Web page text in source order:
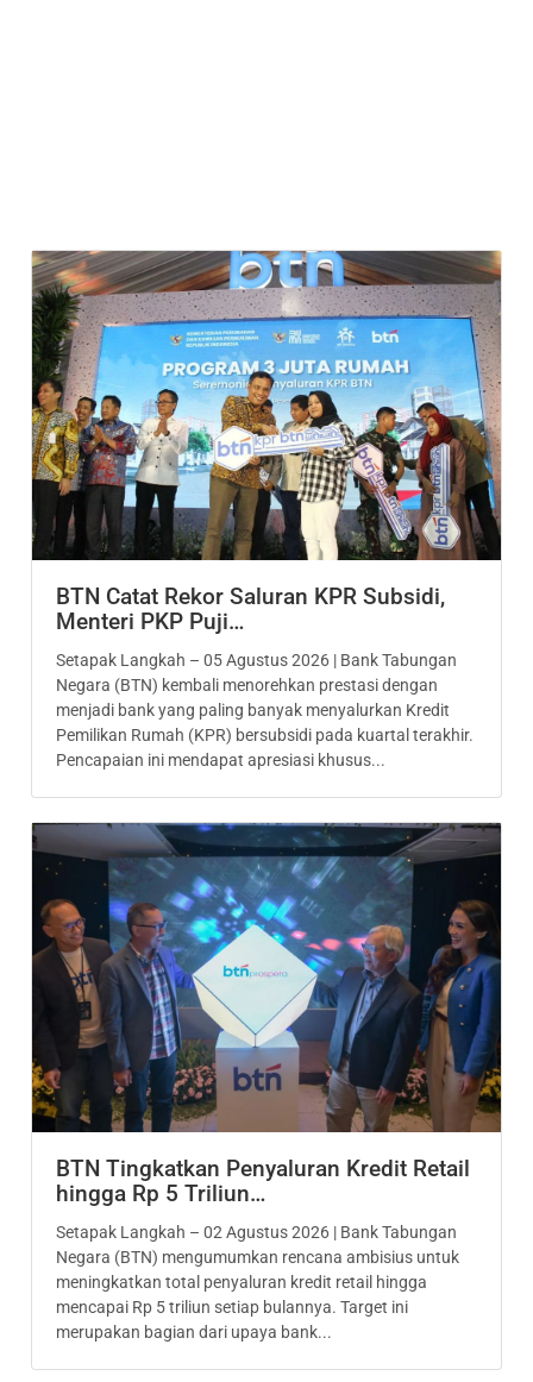
BTN Catat Rekor Saluran KPR Subsidi,
Menteri PKP Puji…
Setapak Langkah – 05 Agustus 2026 | Bank Tabungan
Negara (BTN) kembali menorehkan prestasi dengan
menjadi bank yang paling banyak menyalurkan Kredit
Pemilikan Rumah (KPR) bersubsidi pada kuartal terakhir.
Pencapaian ini mendapat apresiasi khusus...
BTN Tingkatkan Penyaluran Kredit Retail
hingga Rp 5 Triliun…
Setapak Langkah – 02 Agustus 2026 | Bank Tabungan
Negara (BTN) mengumumkan rencana ambisius untuk
meningkatkan total penyaluran kredit retail hingga
mencapai Rp 5 triliun setiap bulannya. Target ini
merupakan bagian dari upaya bank...